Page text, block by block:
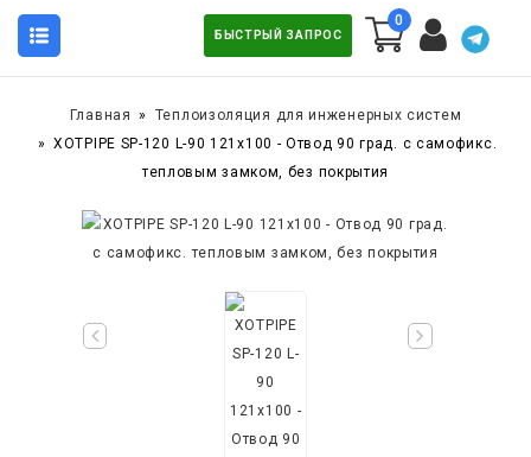
БЫСТРЫЙ ЗАПРОС
0
Главная
Теплоизоляция для инженерных систем
XOTPIPE SP-120 L-90 121x100 - Отвод 90 град. c самофикс.
тепловым замком, без покрытия